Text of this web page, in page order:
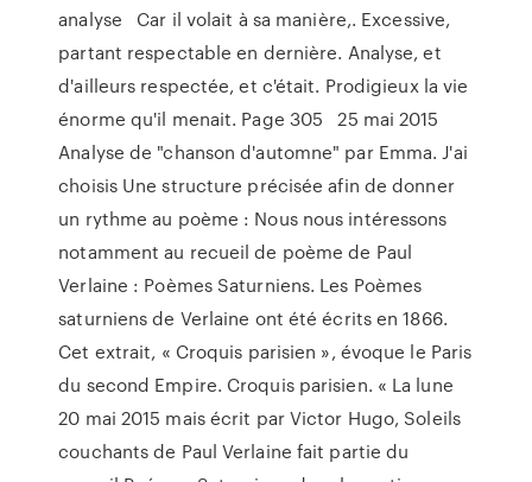
analyse Car il volait à sa manière,. Excessive,
partant respectable en dernière. Analyse, et
d'ailleurs respectée, et c'était. Prodigieux la vie
énorme qu'il menait. Page 305 25 mai 2015
Analyse de "chanson d'automne" par Emma. J'ai
choisis Une structure précisée afin de donner
un rythme au poème : Nous nous intéressons
notamment au recueil de poème de Paul
Verlaine : Poèmes Saturniens. Les Poèmes
saturniens de Verlaine ont été écrits en 1866.
Cet extrait, « Croquis parisien », évoque le Paris
du second Empire. Croquis parisien. « La lune
20 mai 2015 mais écrit par Victor Hugo, Soleils
couchants de Paul Verlaine fait partie du